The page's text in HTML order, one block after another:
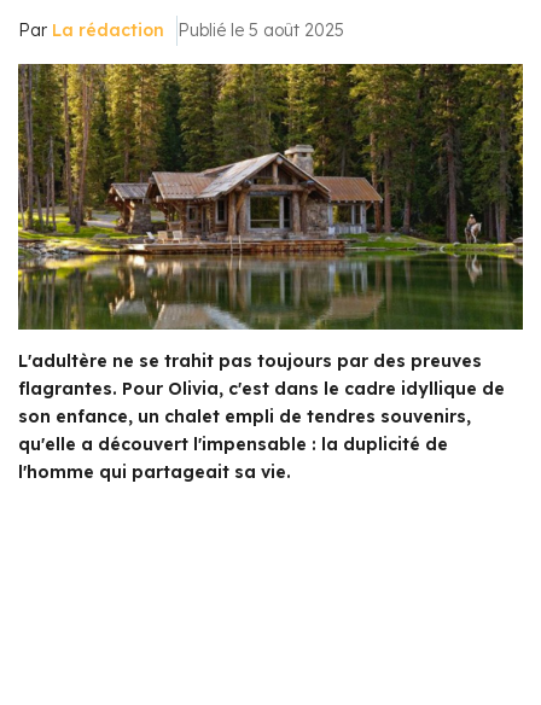
Par La rédaction Publié le 5 août 2025
L'adultère ne se trahit pas toujours par des preuves
flagrantes. Pour Olivia, c'est dans le cadre idyllique de
son enfance, un chalet empli de tendres souvenirs,
qu'elle a découvert l'impensable : la duplicité de
l'homme qui partageait sa vie.